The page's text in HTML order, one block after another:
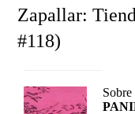
Zapallar:
#118)
Sobre